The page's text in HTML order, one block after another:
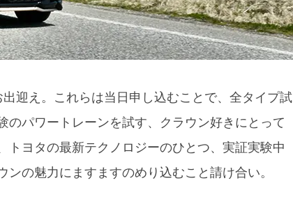
迎え。これらは当日申し込むことで、全タイプ試
のパワートレーンを試す、クラウン好きにとって
ヨタの最新テクノロジーのひとつ、実証実験中
の魅力にますますのめり込むこと請け合い。